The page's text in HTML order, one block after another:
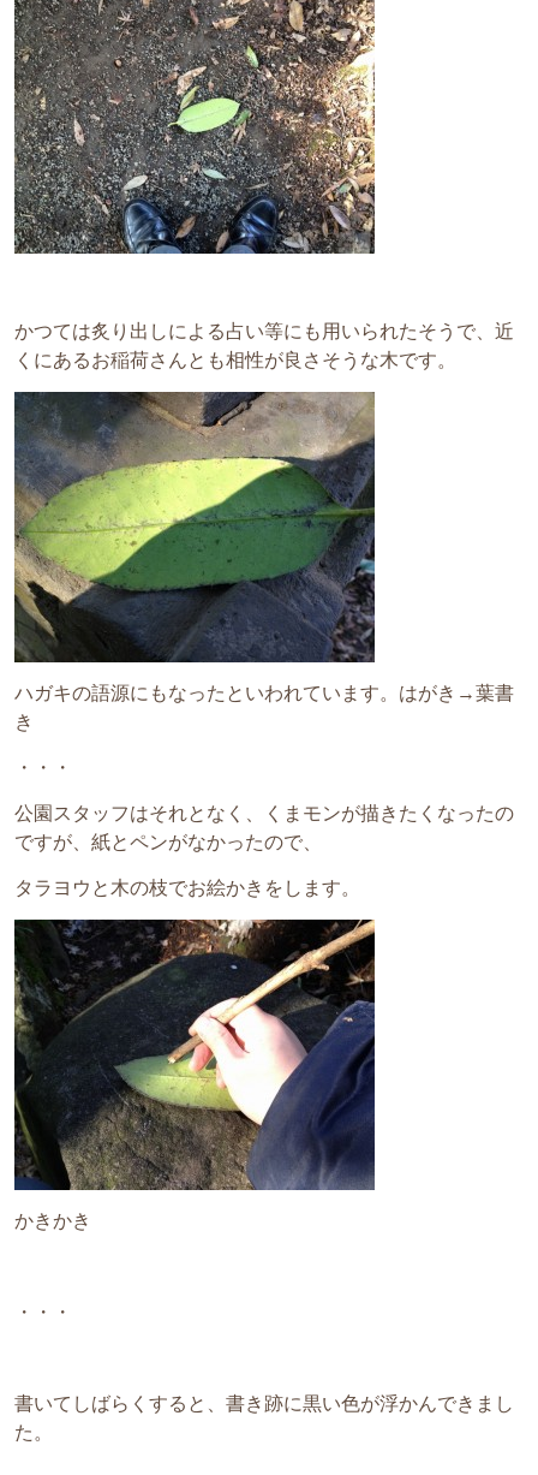
かつては炙り出しによる占い等にも用いられたそうで、近
くにあるお稲荷さんとも相性が良さそうな木です。
ハガキの語源にもなったといわれています。はがき→葉書
き
・・・
公園スタッフはそれとなく、くまモンが描きたくなったの
ですが、紙とペンがなかったので、
タラヨウと木の枝でお絵かきをします。
かきかき
・・・
書いてしばらくすると、書き跡に黒い色が浮かんできまし
た。